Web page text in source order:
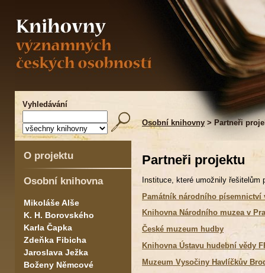
Vyhledávání
Osobní knihovny > Partneři
O projektu
Osobní knihovna
Mikoláše Alše
K. H. Borovského
Karla Čapka
Zdeňka Fibicha
Jaroslava Ježka
Boženy Němcové
Partneři projektu
Instituce, které umožnily
Památník národního písemnictví
Knihovna Národního muzea v
České muzeum hudby
Knihovna Ústavu hudební vědy
Muzeum Vysočiny Havlíčkův